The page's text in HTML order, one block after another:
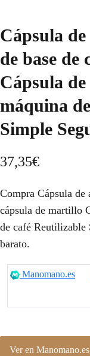
Cápsula
de base de
Cápsula
máquina
Simple
37,35€
Compra Cápsula de
cápsula de martillo
de café Reutilizable
barato.
Manomano.es
Ver en Manomano.es